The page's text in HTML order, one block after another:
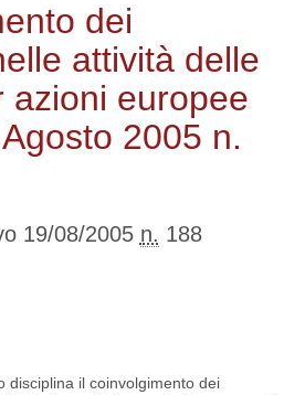
dei
attività delle
azioni europee
2005 n.
19/08/2005 n. 188
disciplina il coinvolgimento dei